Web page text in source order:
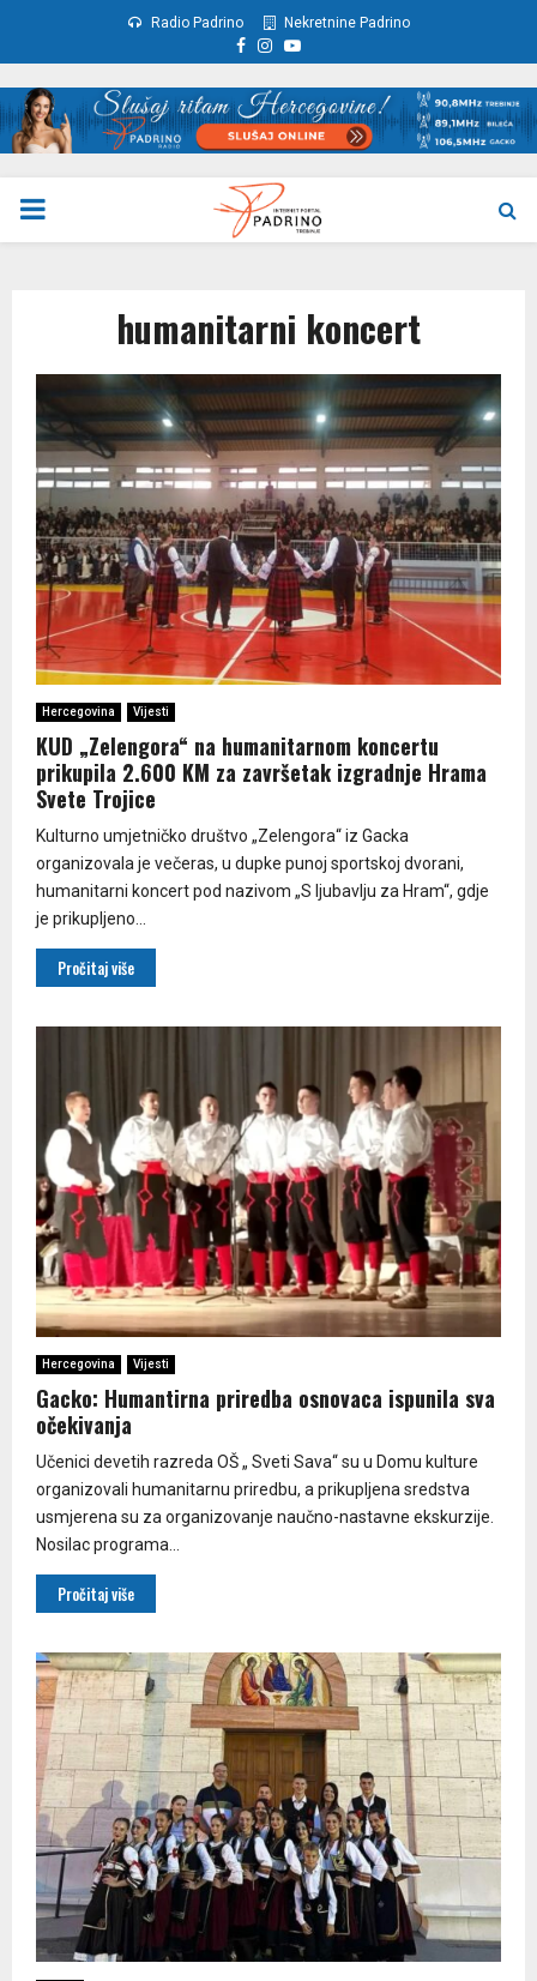
Radio Padrino Nekretnine Padrino
Facebook
Instagram
Youtube
PRIMARY
humanitarni koncert
Hercegovina Vijesti
KUD „Zelengora“ na humanitarnom koncertu
prikupila 2.600 KM za završetak izgradnje Hrama
Svete Trojice
Kulturno umjetničko društvo „Zelengora“ iz Gacka
organizovala je večeras, u dupke punoj sportskoj dvorani,
humanitarni koncert pod nazivom „S ljubavlju za Hram“, gdje
je prikupljeno...
Pročitaj više
Hercegovina Vijesti
Gacko: Humantirna priredba osnovaca ispunila sva
očekivanja
Učenici devetih razreda OŠ „ Sveti Sava“ su u Domu kulture
organizovali humanitarnu priredbu, a prikupljena sredstva
usmjerena su za organizovanje naučno-nastavne ekskurzije.
Nosilac programa...
Pročitaj više